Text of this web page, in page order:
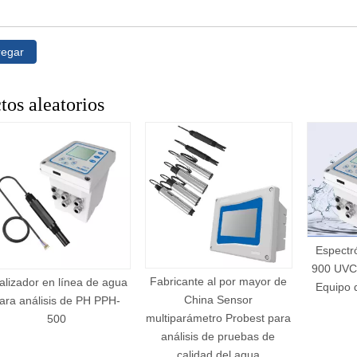
aleatorios
en línea de agua
análisis de PH PPH-
500
Fabricante al por mayor de
China Sensor
multiparámetro Probest para
análisis de pruebas de
calidad del agua
900
Equipo